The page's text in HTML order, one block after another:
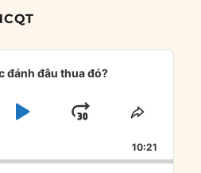
đánh đâu thua đó?
PLAYJUMP
FORWARD
SHARE
10:21